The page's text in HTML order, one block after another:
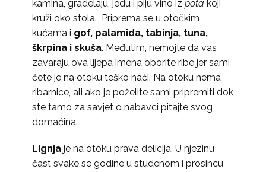
kamina, gradelaju, jedu i piju vino iz pota koji
kruži oko stola. Priprema se u otočkim
kućama i gof, palamida, tabinja, tuna,
škrpina i skuša. Međutim, nemojte da vas
zavaraju ova lijepa imena oborite ribe jer sami
ćete je na otoku teško naći. Na otoku nema
ribarnice, ali ako je poželite sami pripremiti dok
ste tamo za savjet o nabavci pitajte svog
domaćina.
Lignja je na otoku prava delicija. U njezinu
čast svake se godine u studenom i prosincu